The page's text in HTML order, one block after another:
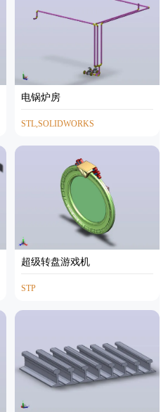
电锅炉房
STL,SOLIDWORKS
超级转盘游戏机
STP